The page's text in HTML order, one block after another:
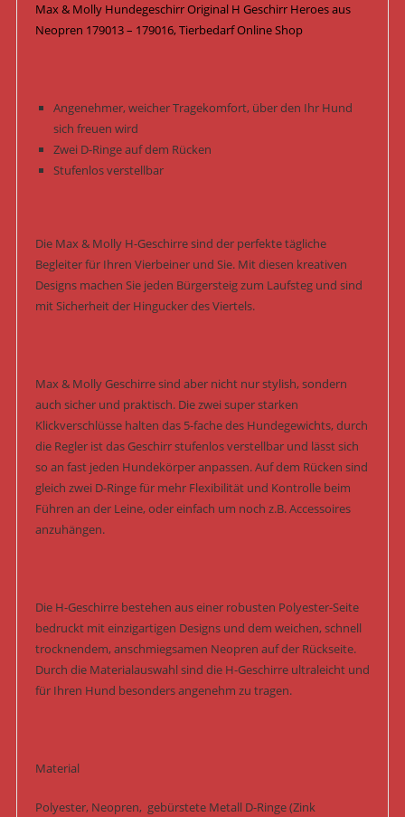
Max & Molly Hundegeschirr Original H Geschirr Heroes aus
Neopren 179013 – 179016, Tierbedarf Online Shop
Angenehmer, weicher Tragekomfort, über den Ihr Hund
sich freuen wird
Zwei D-Ringe auf dem Rücken
Stufenlos verstellbar
Die Max & Molly H-Geschirre sind der perfekte tägliche
Begleiter für Ihren Vierbeiner und Sie. Mit diesen kreativen
Designs machen Sie jeden Bürgersteig zum Laufsteg und sind
mit Sicherheit der Hingucker des Viertels.
Max & Molly Geschirre sind aber nicht nur stylish, sondern
auch sicher und praktisch. Die zwei super starken
Klickverschlüsse halten das 5-fache des Hundegewichts, durch
die Regler ist das Geschirr stufenlos verstellbar und lässt sich
so an fast jeden Hundekörper anpassen. Auf dem Rücken sind
gleich zwei D-Ringe für mehr Flexibilität und Kontrolle beim
Führen an der Leine, oder einfach um noch z.B. Accessoires
anzuhängen.
Die H-Geschirre bestehen aus einer robusten Polyester-Seite
bedruckt mit einzigartigen Designs und dem weichen, schnell
trocknendem, anschmiegsamen Neopren auf der Rückseite.
Durch die Materialauswahl sind die H-Geschirre ultraleicht und
für Ihren Hund besonders angenehm zu tragen.
Material
Polyester, Neopren, gebürstete Metall D-Ringe (Zink